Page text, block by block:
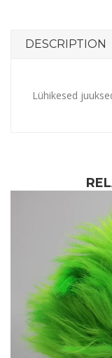
DESCRIPTION
Lühikesed